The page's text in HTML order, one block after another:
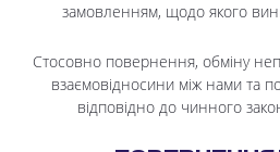
замовленням, щодо якого
Стосовно повернення, обміну
взаємовідносини між нами та
відповідно до чинного